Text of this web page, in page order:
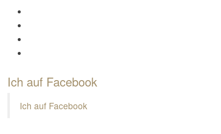
Ich auf Facebook
Ich auf Facebook